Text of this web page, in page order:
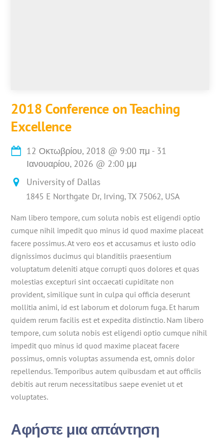
2018 Conference on Teaching
Excellence
12 Οκτωβρίου, 2018 @ 9:00 πμ - 31
Ιανουαρίου, 2026 @ 2:00 μμ
University of Dallas
1845 E Northgate Dr, Irving, TX 75062, USA
Nam libero tempore, cum soluta nobis est eligendi optio
cumque nihil impedit quo minus id quod maxime placeat
facere possimus. At vero eos et accusamus et iusto odio
dignissimos ducimus qui blanditiis praesentium
voluptatum deleniti atque corrupti quos dolores et quas
molestias excepturi sint occaecati cupiditate non
provident, similique sunt in culpa qui officia deserunt
mollitia animi, id est laborum et dolorum fuga. Et harum
quidem rerum facilis est et expedita distinctio. Nam libero
tempore, cum soluta nobis est eligendi optio cumque nihil
impedit quo minus id quod maxime placeat facere
possimus, omnis voluptas assumenda est, omnis dolor
repellendus. Temporibus autem quibusdam et aut officiis
debitis aut rerum necessitatibus saepe eveniet ut et
voluptates.
Αφήστε μια απάντηση